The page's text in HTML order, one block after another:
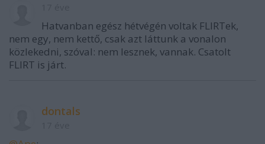
Hatvanban egész hétvégén voltak FLIRTek,
nem egy, nem kettő, csak azt láttunk a vonalon
közlekedni, szóval: nem lesznek, vannak. Csatolt
FLIRT is járt.
dontals